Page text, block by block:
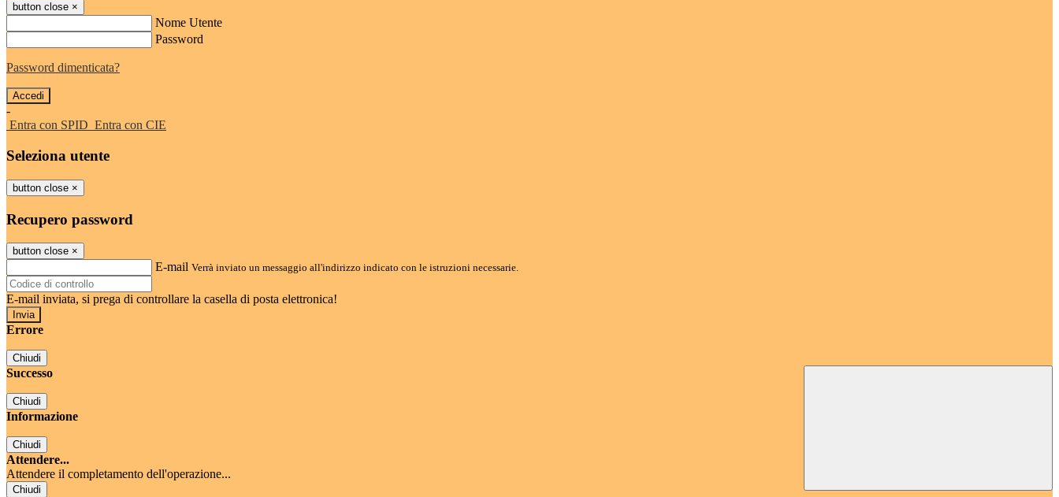
button close ×
Nome Utente
Password
Password dimenticata?
-
Entra con SPID Entra con CIE
Seleziona utente
button close ×
Recupero password
button close ×
E-mail Verrà inviato un messaggio all'indirizzo indicato con le istruzioni necessarie.
E-mail inviata, si prega di controllare la casella di posta elettronica!
Errore
Chiudi
Successo
Chiudi
Informazione
Chiudi
Attendere...
Attendere il completamento dell'operazione...
Chiudi